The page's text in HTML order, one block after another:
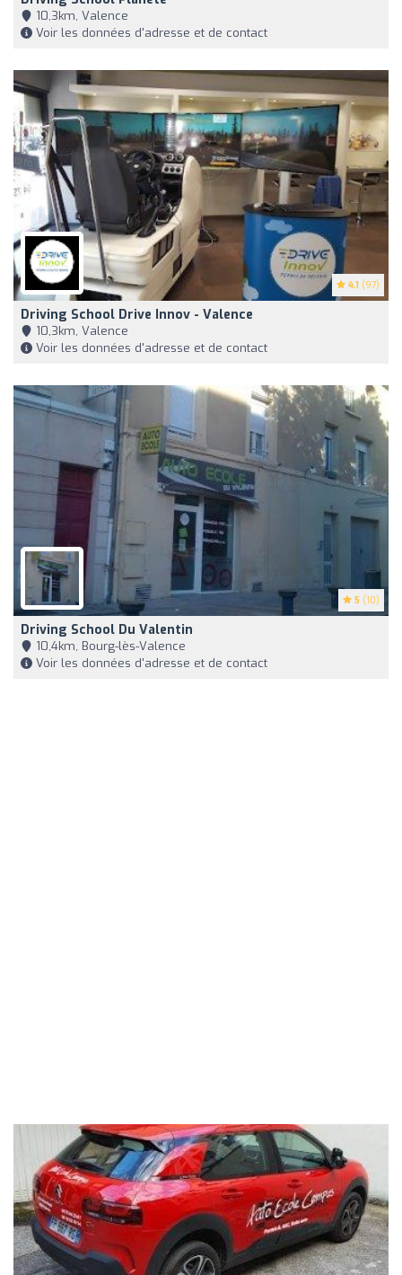
10,3km, Valence
Voir les données d'adresse et de contact
4.1 (97)
Driving School Drive Innov - Valence
10,3km, Valence
Voir les données d'adresse et de contact
5 (10)
Driving School Du Valentin
10,4km, Bourg-lès-Valence
Voir les données d'adresse et de contact